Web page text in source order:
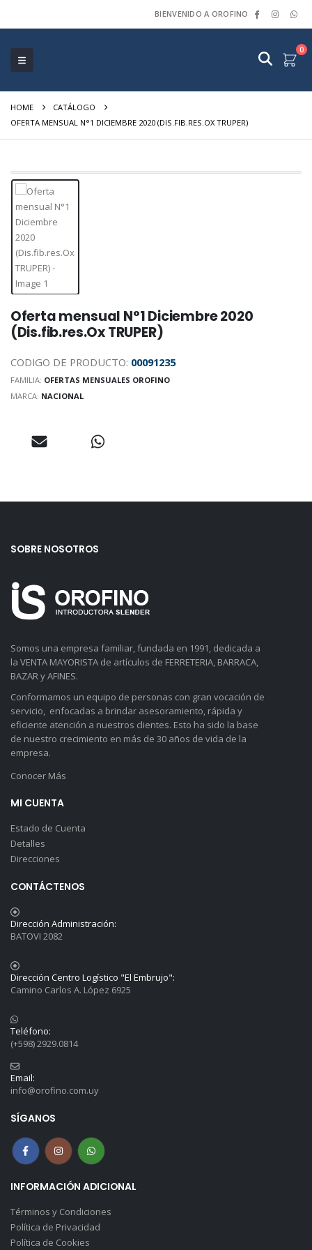
BIENVENIDO A OROFINO
0
HOME
CATÁLOGO
OFERTA MENSUAL N°1 DICIEMBRE 2020 (DIS.FIB.RES.OX TRUPER)
Oferta mensual N°1 Diciembre 2020
(Dis.fib.res.Ox TRUPER)
CODIGO DE PRODUCTO: 00091235
FAMILIA: OFERTAS MENSUALES OROFINO
MARCA: NACIONAL
SOBRE NOSOTROS
Somos una empresa familiar, fundada en 1991, dedicada a
la VENTA MAYORISTA de artículos de FERRETERIA, BARRACA,
BAZAR y AFINES.
Conformamos un equipo de personas con gran vocación de
servicio, enfocadas a brindar asesoramiento, rápida y
eficiente atención a nuestros clientes. Esto ha sido la base
de nuestro crecimiento en más de 30 años de vida de la
empresa.
Conocer Más
MI CUENTA
Estado de Cuenta
Detalles
Direcciones
CONTÁCTENOS
Dirección Administración:
BATOVI 2082
Dirección Centro Logístico "El Embrujo":
Camino Carlos A. López 6925
Teléfono:
(+598) 2929.0814
Email:
info@orofino.com.uy
SÍGANOS
INFORMACIÓN ADICIONAL
Términos y Condiciones
Política de Privacidad
Política de Cookies